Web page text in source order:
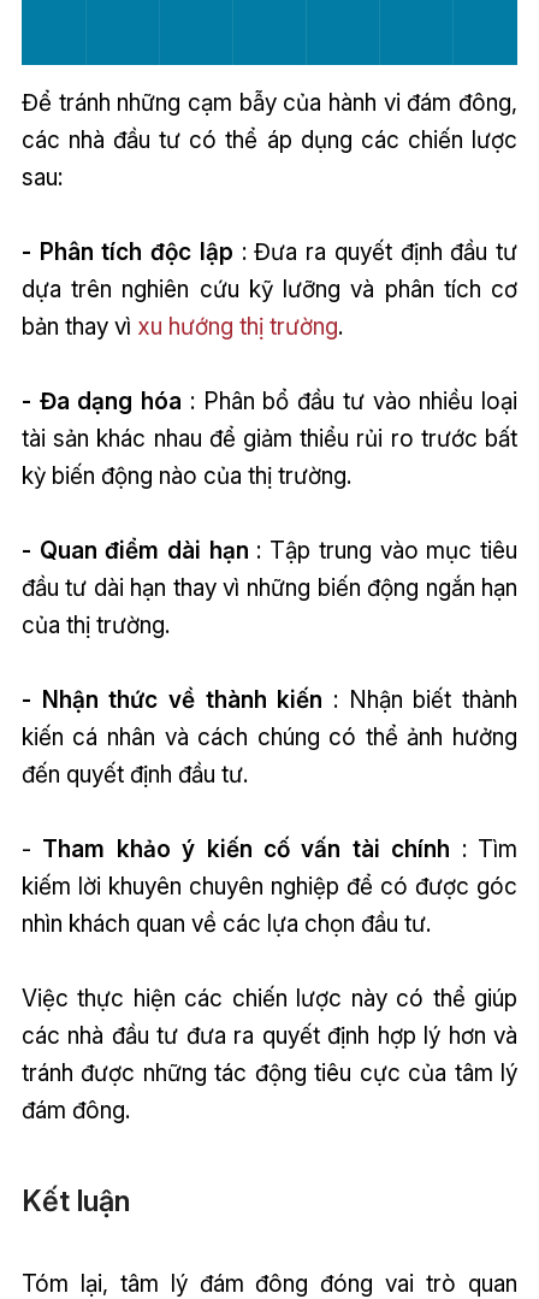
Để tránh những cạm bẫy của hành vi đám đông,
các nhà đầu tư có thể áp dụng các chiến lược
sau:
- Phân tích độc lập : Đưa ra quyết định đầu tư
dựa trên nghiên cứu kỹ lưỡng và phân tích cơ
bản thay vì xu hướng thị trường.
- Đa dạng hóa : Phân bổ đầu tư vào nhiều loại
tài sản khác nhau để giảm thiểu rủi ro trước bất
kỳ biến động nào của thị trường.
- Quan điểm dài hạn : Tập trung vào mục tiêu
đầu tư dài hạn thay vì những biến động ngắn hạn
của thị trường.
- Nhận thức về thành kiến : Nhận biết thành
kiến cá nhân và cách chúng có thể ảnh hưởng
đến quyết định đầu tư.
- Tham khảo ý kiến cố vấn tài chính : Tìm
kiếm lời khuyên chuyên nghiệp để có được góc
nhìn khách quan về các lựa chọn đầu tư.
Việc thực hiện các chiến lược này có thể giúp
các nhà đầu tư đưa ra quyết định hợp lý hơn và
tránh được những tác động tiêu cực của tâm lý
đám đông.
Kết luận
Tóm lại, tâm lý đám đông đóng vai trò quan